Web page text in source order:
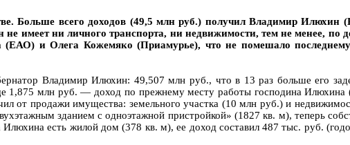
Больше всего доходов (49,5 млн руб.) получил Владимир Илюхин
имеет ни личного транспорта, ни недвижимости, тем не менее, по
и Олега Кожемяко (Приамурье), что не помешало последнему
Владимир Илюхин: 49,507 млн руб., что в 13 раз больше его
1,875 млн руб. — доход по прежнему месту работы господина Илюхина
от продажи имущества: земельного участка (10 млн руб.) и
зданием с одноэтажной пристройкой» (1827 кв. м), теперь
есть жилой дом (378 кв. м), ее доход составил 487 тыс. руб.